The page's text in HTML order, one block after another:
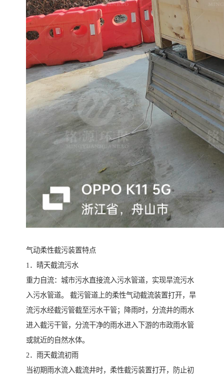
气动柔性截污装置特点
1．晴天截流污水
重力自流：城市污水直接流入污水管道，实现旱流污水
入污水管道。 截污管道上的柔性气动截流装置打开，旱
流污水经截污管截至污水干管；降雨时，分流井的雨水
进入截污干管，分流干净的雨水进入下游的市政雨水管
或就近的自然水体。
2．雨天截流初雨
当初期雨水流入截流井时，柔性截污装置打开，防止初